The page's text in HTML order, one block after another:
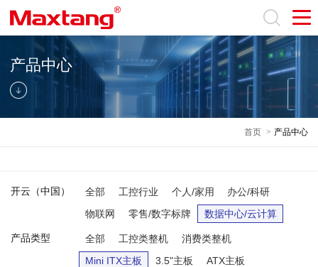
产品中心
首页 > 产品中心
开云（中国） 全部 工控行业 个人/家用
办公/科研
物联网
零售/数字标牌 数据中心/云计算
产品类型 全部 工控类整机
消费类整机
Mini ITX主板
3.5"主板
ATX主板